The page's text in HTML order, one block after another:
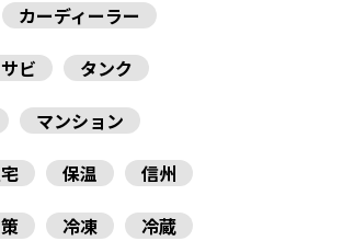
カーディーラー
サビ
タンク
マンション
保温
信州
冷凍 冷蔵